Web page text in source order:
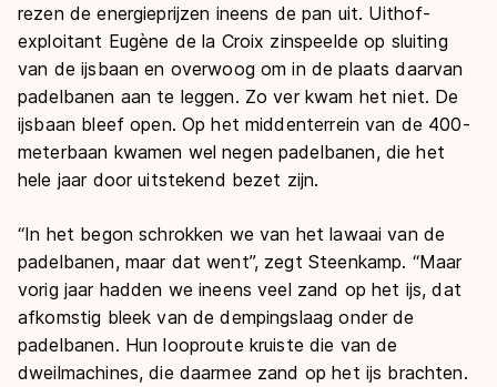
rezen de energieprijzen ineens de pan uit. Uithof-
exploitant Eugène de la Croix zinspeelde op sluiting
van de ijsbaan en overwoog om in de plaats daarvan
padelbanen aan te leggen. Zo ver kwam het niet. De
ijsbaan bleef open. Op het middenterrein van de 400-
meterbaan kwamen wel negen padelbanen, die het
hele jaar door uitstekend bezet zijn.
“In het begon schrokken we van het lawaai van de
padelbanen, maar dat went”, zegt Steenkamp. “Maar
vorig jaar hadden we ineens veel zand op het ijs, dat
afkomstig bleek van de dempingslaag onder de
padelbanen. Hun looproute kruiste die van de
dweilmachines, die daarmee zand op het ijs brachten.